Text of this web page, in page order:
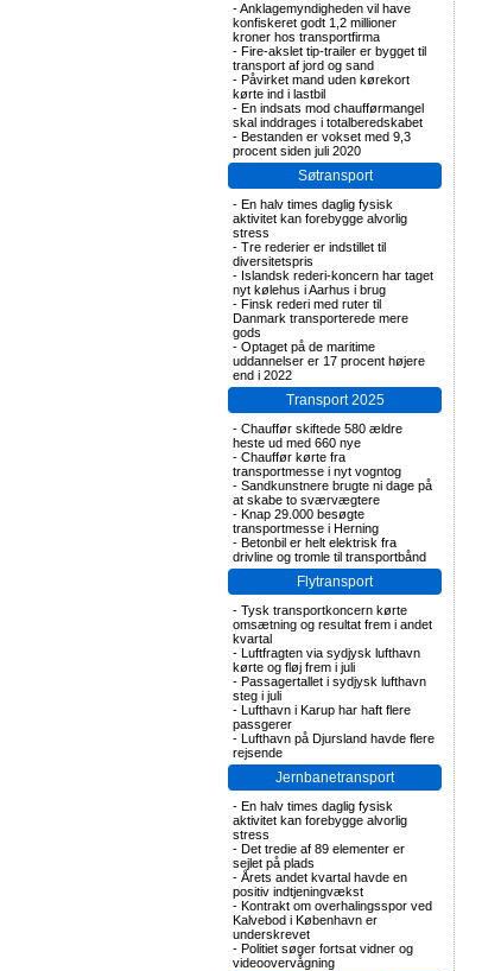
-Anklagemyndigheden vil have
konfiskeret godt 1,2 millioner
kroner hos transportfirma
- Fire-akslet tip-trailer er bygget til
transport af jord og sand
- Påvirket mand uden kørekort
kørte ind i lastbil
- En indsats mod chaufførmangel
skal inddrages i totalberedskabet
- Bestanden er vokset med 9,3
procent siden juli 2020
Søtransport
- En halv times daglig fysisk
aktivitet kan forebygge alvorlig
stress
- Tre rederier er indstillet til
diversitetspris
- Islandsk rederi-koncern har taget
nyt kølehus i Aarhus i brug
- Finsk rederi med ruter til
Danmark transporterede mere
gods
- Optaget på de maritime
uddannelser er 17 procent højere
end i 2022
Transport 2025
- Chauffør skiftede 580 ældre
heste ud med 660 nye
- Chauffør kørte fra
transportmesse i nyt vogntog
- Sandkunstnere brugte ni dage på
at skabe to sværvægtere
- Knap 29.000 besøgte
transportmesse i Herning
- Betonbil er helt elektrisk fra
drivline og tromle til transportbånd
Flytransport
- Tysk transportkoncern kørte
omsætning og resultat frem i andet
kvartal
- Luftfragten via sydjysk lufthavn
kørte og fløj frem i juli
- Passagertallet i sydjysk lufthavn
steg i juli
- Lufthavn i Karup har haft flere
passgerer
- Lufthavn på Djursland havde flere
rejsende
Jernbanetransport
- En halv times daglig fysisk
aktivitet kan forebygge alvorlig
stress
- Det tredie af 89 elementer er
sejlet på plads
- Årets andet kvartal havde en
positiv indtjeningvækst
- Kontrakt om overhalingsspor ved
Kalvebod i København er
underskrevet
- Politiet søger fortsat vidner og
videoovervågning